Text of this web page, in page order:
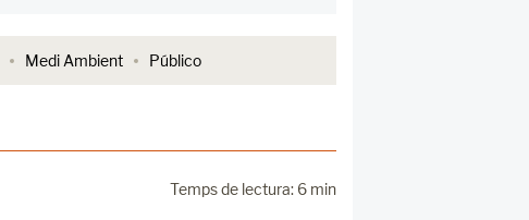
Medi Ambient Público
Temps de lectura: 6 min